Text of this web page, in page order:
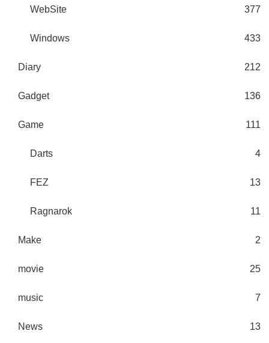
WebSite 377
Windows 433
Diary 212
Gadget 136
Game 111
Darts 4
FEZ 13
Ragnarok 11
Make 2
movie 25
music 7
News 13